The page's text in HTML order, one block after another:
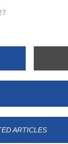
ARTICLES